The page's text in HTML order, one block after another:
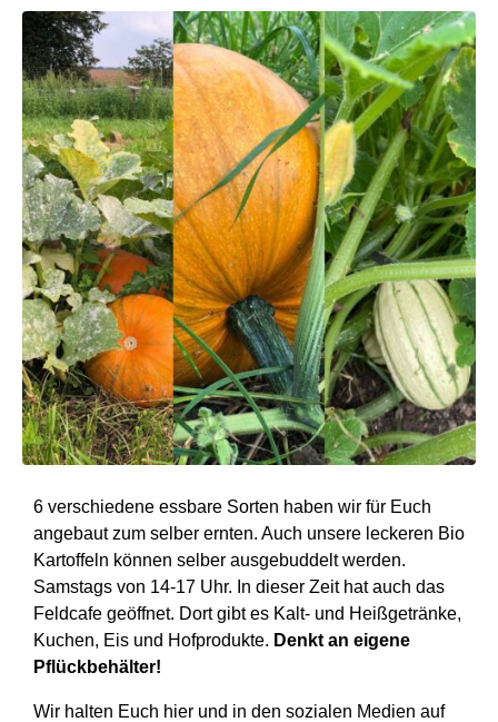
6 verschiedene essbare Sorten haben wir für Euch
angebaut zum selber ernten. Auch unsere leckeren Bio
Kartoffeln können selber ausgebuddelt werden.
Samstags von 14-17 Uhr. In dieser Zeit hat auch das
Feldcafe geöffnet. Dort gibt es Kalt- und Heißgetränke,
Kuchen, Eis und Hofprodukte. Denkt an eigene
Pflückbehälter!
Wir halten Euch hier und in den sozialen Medien auf